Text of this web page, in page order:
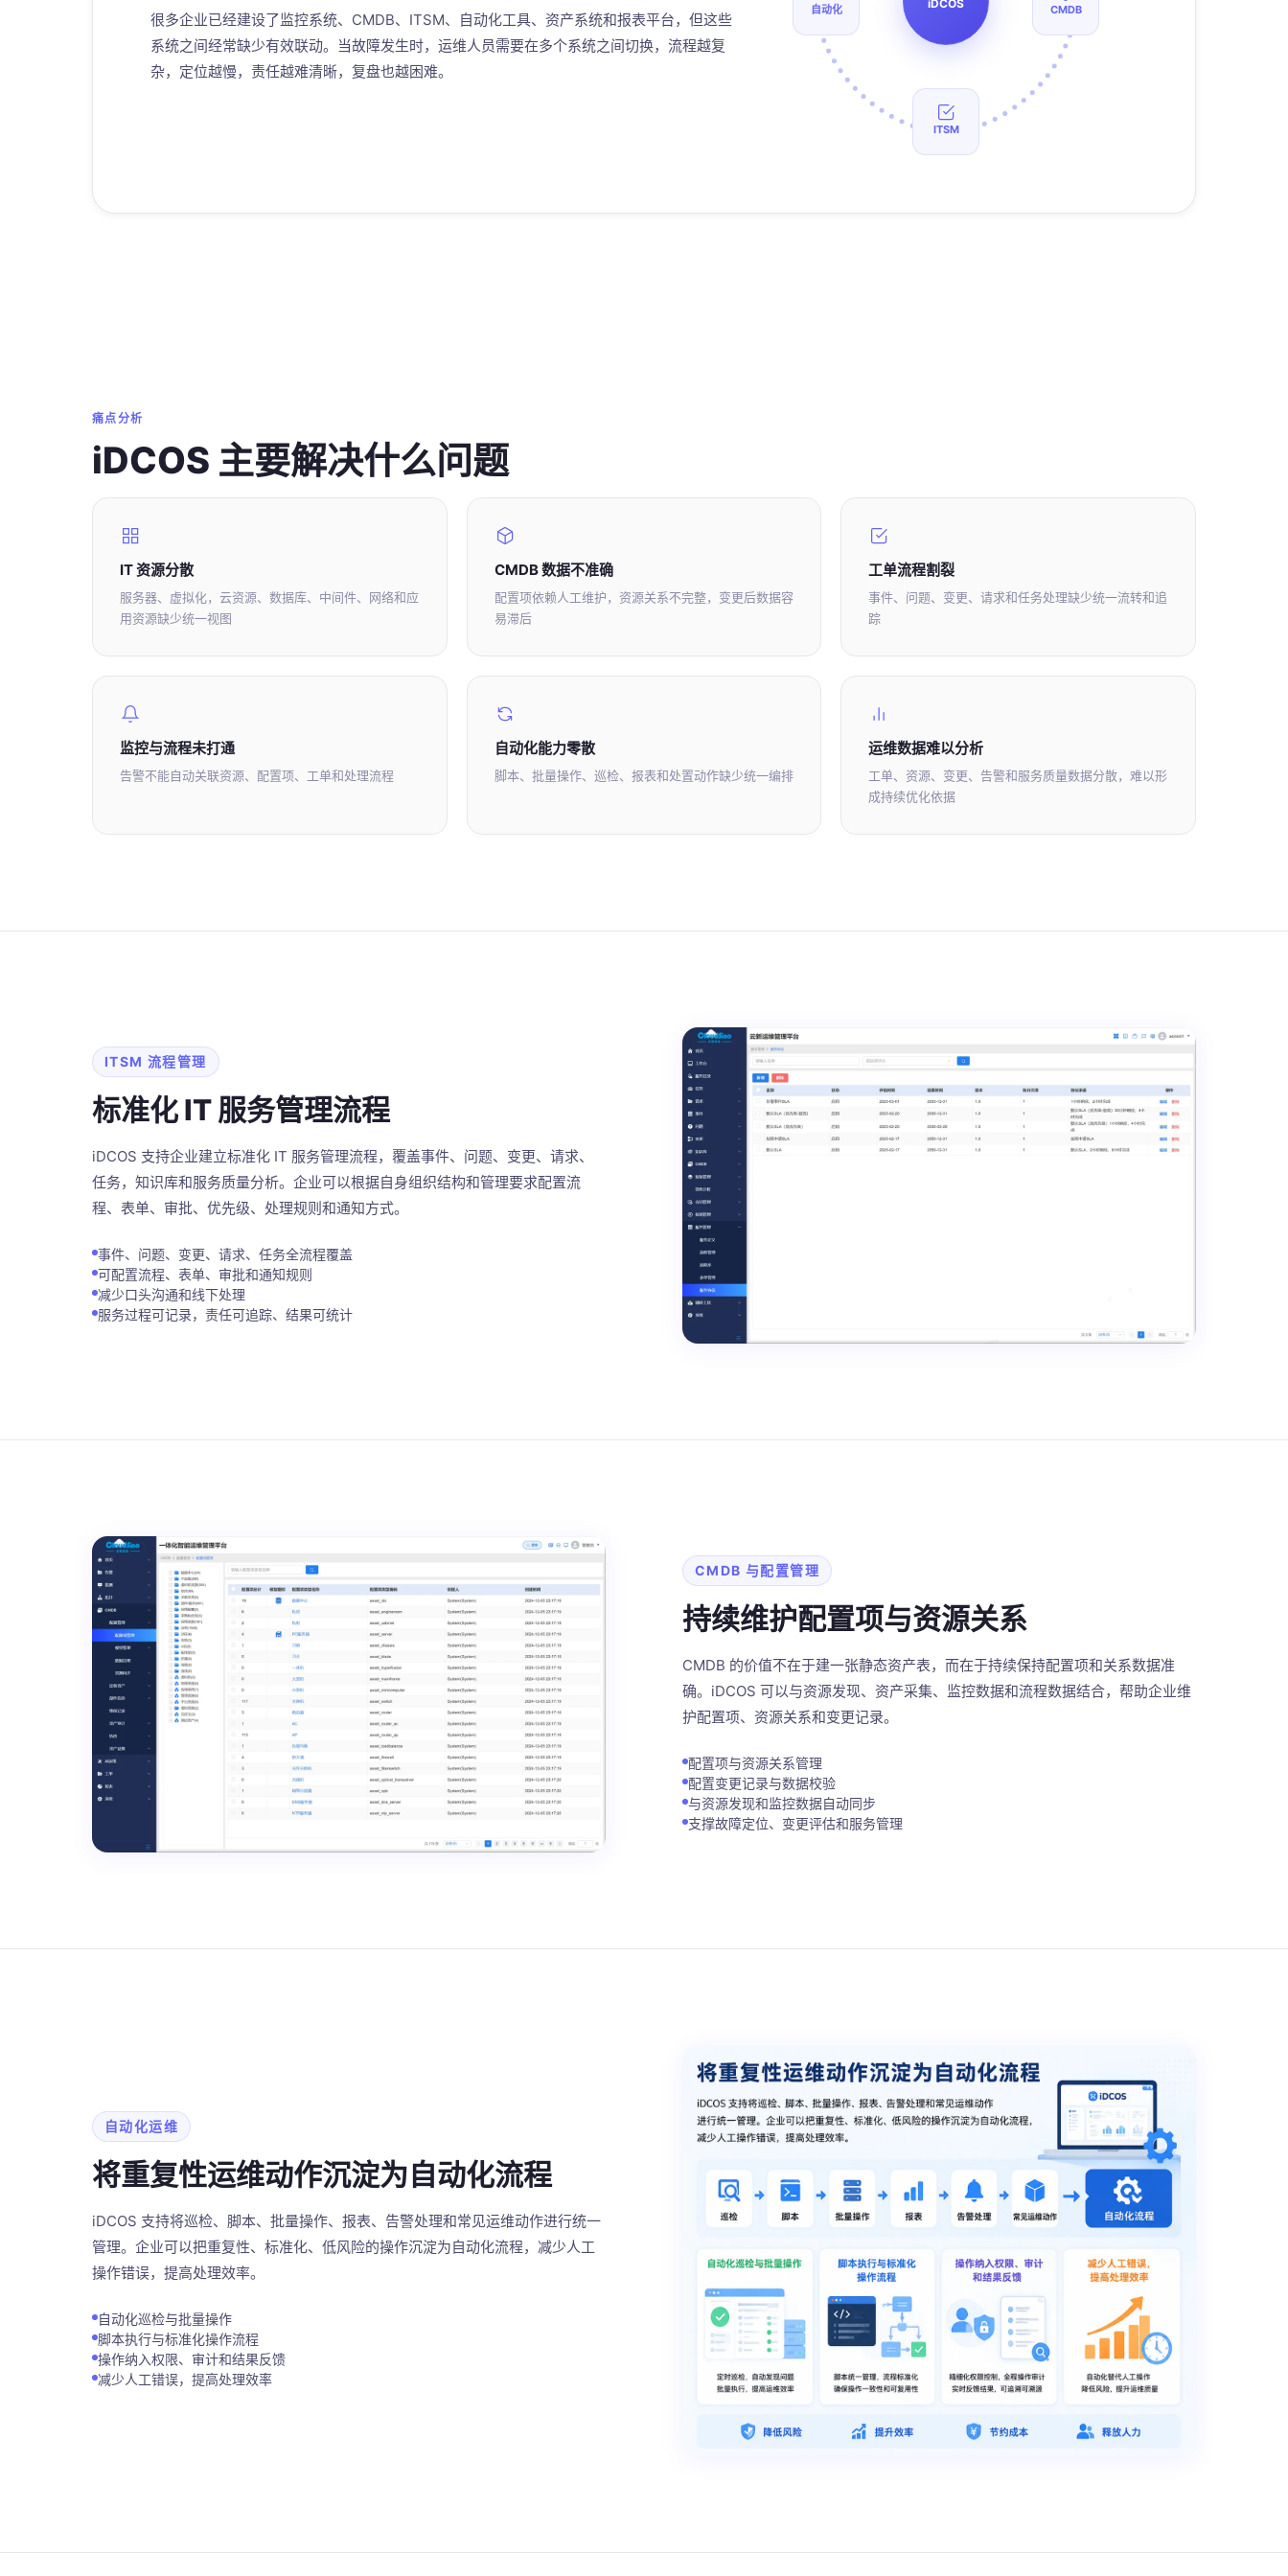
很多企业已经建设了监控系统、CMDB、ITSM、自动化工具、资产系统和报表平台，但这些
系统之间经常缺少有效联动。当故障发生时，运维人员需要在多个系统之间切换，流程越复
杂，定位越慢，责任越难清晰，复盘也越困难。
iDCOS CMDB
ITSM
自动化
痛点分析
iDCOS 主要解决什么问题
IT 资源分散
服务器、虚拟化，云资源、数据库、中间件、网络和应
用资源缺少统一视图
CMDB 数据不准确
配置项依赖人工维护，资源关系不完整，变更后数据容
易滞后
工单流程割裂
事件、问题、变更、请求和任务处理缺少统一流转和追
踪
监控与流程未打通
告警不能自动关联资源、配置项、工单和处理流程
自动化能力零散
脚本、批量操作、巡检、报表和处置动作缺少统一编排
运维数据难以分析
工单、资源、变更、告警和服务质量数据分散，难以形
成持续优化依据
ITSM 流程管理
标准化 IT 服务管理流程
iDCOS 支持企业建立标准化 IT 服务管理流程，覆盖事件、问题、变更、请求、
任务，知识库和服务质量分析。企业可以根据自身组织结构和管理要求配置流
程、表单、审批、优先级、处理规则和通知方式。
事件、问题、变更、请求、任务全流程覆盖
可配置流程、表单、审批和通知规则
减少口头沟通和线下处理
服务过程可记录，责任可追踪、结果可统计
CMDB 与配置管理
持续维护配置项与资源关系
CMDB 的价值不在于建一张静态资产表，而在于持续保持配置项和关系数据准
确。iDCOS 可以与资源发现、资产采集、监控数据和流程数据结合，帮助企业维
护配置项、资源关系和变更记录。
配置项与资源关系管理
配置变更记录与数据校验
与资源发现和监控数据自动同步
支撑故障定位、变更评估和服务管理
自动化运维
将重复性运维动作沉淀为自动化流程
iDCOS 支持将巡检、脚本、批量操作、报表、告警处理和常见运维动作进行统一
管理。企业可以把重复性、标准化、低风险的操作沉淀为自动化流程，减少人工
操作错误，提高处理效率。
自动化巡检与批量操作
脚本执行与标准化操作流程
操作纳入权限、审计和结果反馈
减少人工错误，提高处理效率